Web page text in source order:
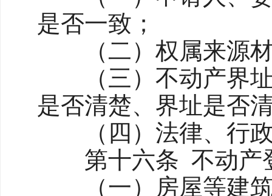
是否一致；
（二）权属来源材
（三）不动产界址
是否清楚、界址是否
（四）法律、行政
第十六条 不动产登
（一）房屋等建筑